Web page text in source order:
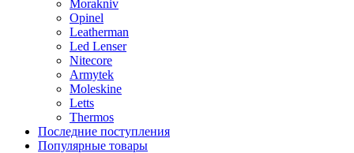
Morakniv
Opinel
Leatherman
Led Lenser
Nitecore
Armytek
Moleskine
Letts
Thermos
Последние поступления
Популярные товары